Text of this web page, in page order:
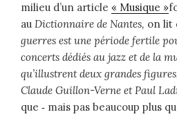
milieu d’un article « Musique »
au Dictionnaire de Nantes, on lit
guerres est une période fertile
concerts dédiés au jazz et de la
qu’illustrent deux grandes
Claude Guillon-Verne et Paul
que ‑ mais pas beaucoup plus